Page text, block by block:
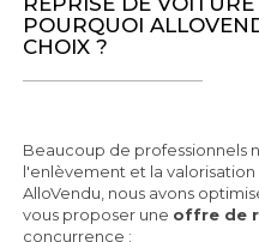
POURQUOI
CHOIX ?
Beaucoup de professionnels
l'enlèvement et la
AlloVendu, nous avons
vous proposer une offre de
concurrence :